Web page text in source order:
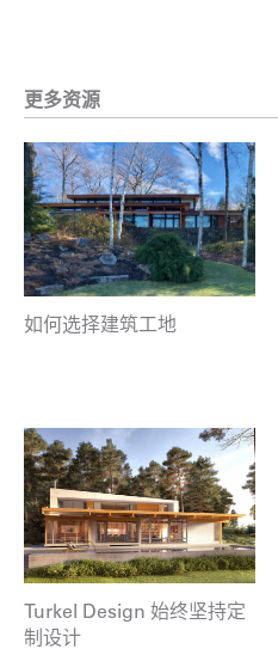
更多资源
如何选择建筑工地
Turkel Design 始终坚持定
制设计